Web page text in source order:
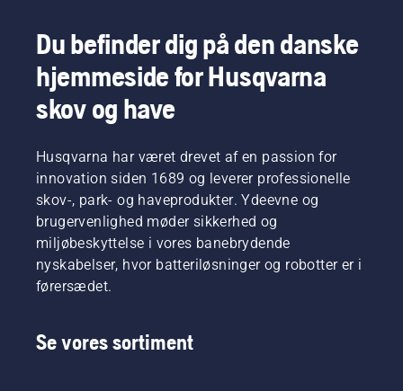
Du befinder dig på den danske
hjemmeside for Husqvarna
skov og have
Husqvarna har været drevet af en passion for
innovation siden 1689 og leverer professionelle
skov-, park- og haveprodukter. Ydeevne og
brugervenlighed møder sikkerhed og
miljøbeskyttelse i vores banebrydende
nyskabelser, hvor batteriløsninger og robotter er i
førersædet.
Se vores sortiment